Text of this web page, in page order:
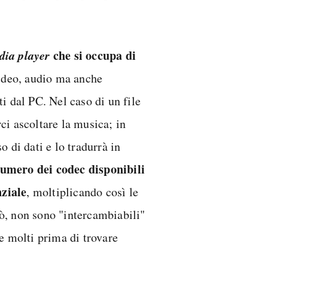
player che si occupa di
audio ma anche
dal PC. Nel caso di un file
ascoltare la musica; in
di dati e lo tradurrà in
dei codec disponibili
, moltiplicando così le
non sono "intercambiabili"
molti prima di trovare